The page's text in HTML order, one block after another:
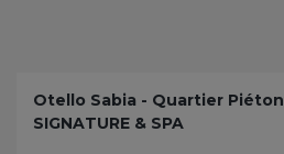
Otello Sabia - Quartier Piéton
SIGNATURE & SPA